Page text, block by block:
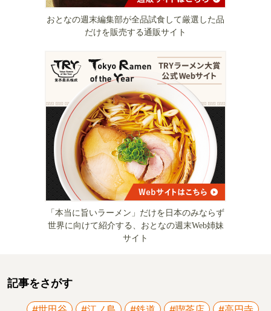
おとなの週末編集部が全品試食して厳選した品
だけを販売する通販サイト
「本当に旨いラーメン」だけを日本のみならず
世界に向けて紹介する、おとなの週末Web姉妹
サイト
記事をさがす